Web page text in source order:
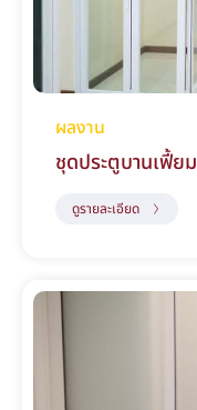
ผลงาน
ชุดประตูบานเฟี้ยม
ดูรายละเอียด